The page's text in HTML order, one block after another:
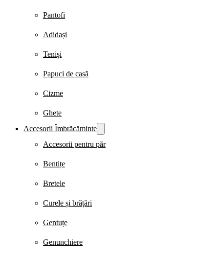
Pantofi
Adidași
Teniși
Papuci de casă
Cizme
Ghete
Accesorii Îmbrăcăminte
Accesorii pentru păr
Bentițe
Bretele
Curele și brățări
Gentuțe
Genunchiere